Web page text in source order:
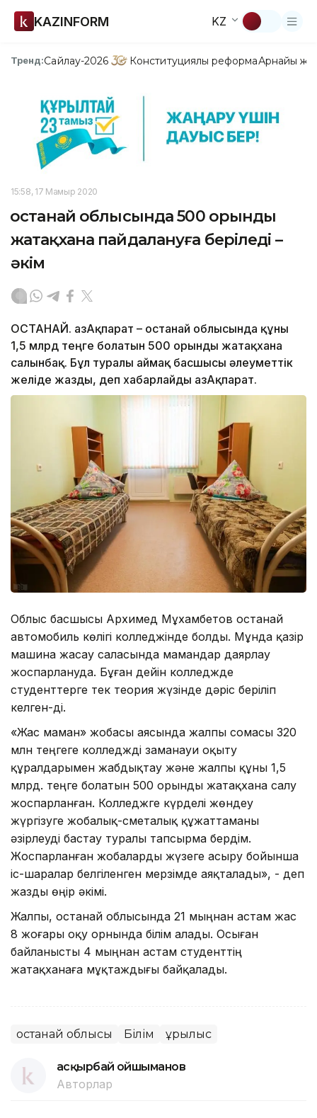
KAZINFORM KZ
Тренд:Сайлау-2026 Конституциялық реформаАрнайы
15:58, 17 Мамыр 2020
Қостанай облысында 500 орынды
жатақхана пайдалануға беріледі –
әкім
ҚОСТАНАЙ. ҚазАқпарат – Қостанай облысында құны
1,5 млрд теңге болатын 500 орынды жатақхана
салынбақ. Бұл туралы аймақ басшысы әлеуметтік
желіде жазды, деп хабарлайды ҚазАқпарат.
Облыс басшысы Архимед Мұхамбетов Қостанай
автомобиль көлігі колледжінде болды. Мұнда қазір
машина жасау саласында мамандар даярлау
жоспарлануда. Бұған дейін колледжде
студенттерге тек теория жүзінде дәріс беріліп
келген-ді.
«Жас маман» жобасы аясында жалпы сомасы 320
млн теңгеге колледжді заманауи оқыту
құралдарымен жабдықтау және жалпы құны 1,5
млрд. теңге болатын 500 орынды жатақхана салу
жоспарланған. Колледжге күрделі жөндеу
жүргізуге жобалық-сметалық құжаттаманы
әзірлеуді бастау туралы тапсырма бердім.
Жоспарланған жобаларды жүзеге асыру бойынша
іс-шаралар белгіленген мерзімде аяқталады», - деп
жазды өңір әкімі.
Жалпы, Қостанай облысында 21 мыңнан астам жас
8 жоғары оқу орнында білім алады. Осыған
байланысты 4 мыңнан астам студенттің
жатақханаға мұқтаждығы байқалады.
Қостанай облысы Білім Құрылыс
Қасқырбай Қойшыманов
Авторлар